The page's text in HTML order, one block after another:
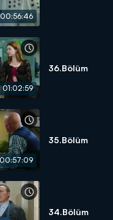
00:56:46
01:02:59
36.Bölüm
00:57:09
35.Bölüm
34.Bölüm